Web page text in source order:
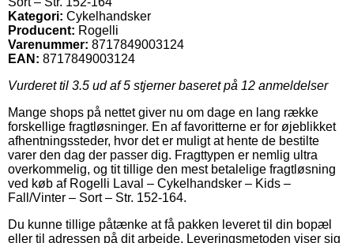
Kategori: Cykelhandsker
Producent: Rogelli
Varenummer: 8717849003124
EAN: 8717849003124
Vurderet til 3.5 ud af 5 stjerner baseret på 12 anmeldelser
Mange shops på nettet giver nu om dage en lang række
forskellige fragtløsninger. En af favoritterne er for øjeblikket
afhentningssteder, hvor det er muligt at hente de bestilte
varer den dag der passer dig. Fragttypen er nemlig ultra
overkommelig, og tit tillige den mest betalelige fragtløsning
ved køb af Rogelli Laval – Cykelhandsker – Kids –
Fall/Vinter – Sort – Str. 152-164.
Du kunne tillige påtænke at få pakken leveret til din bopæl
eller til adressen på dit arbejde. Leveringsmetoden viser sig